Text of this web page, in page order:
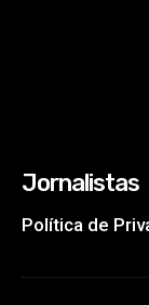
Jornalistas
Política de